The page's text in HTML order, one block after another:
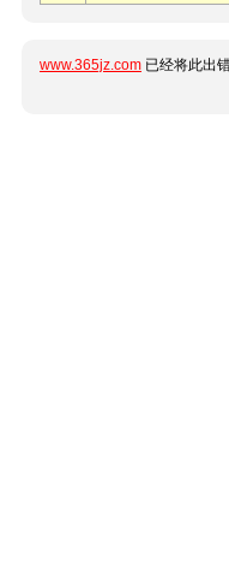
www.365jz.com 已经将此出